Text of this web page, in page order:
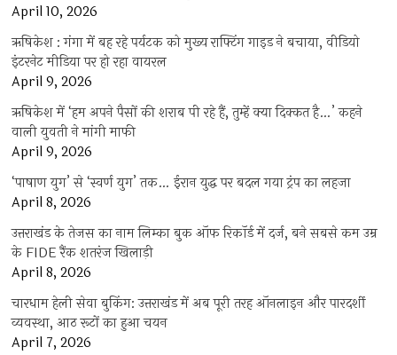
April 10, 2026
ऋषिकेश : गंगा में बह रहे पर्यटक को मुख्य राफ्टिंग गाइड ने बचाया, वीडियो
इंटरनेट मीडिया पर हो रहा वायरल
April 9, 2026
ऋषिकेश में ‘हम अपने पैसों की शराब पी रहे हैं, तुम्हें क्या दिक्कत है…’ कहने
वाली युवती ने मांगी माफी
April 9, 2026
‘पाषाण युग’ से ‘स्वर्ण युग’ तक… ईरान युद्ध पर बदल गया ट्रंप का लहजा
April 8, 2026
उत्तराखंड के तेजस का नाम लिम्का बुक ऑफ रिकॉर्ड में दर्ज, बने सबसे कम उम्र
के FIDE रैंक शतरंज खिलाड़ी
April 8, 2026
चारधाम हेली सेवा बुकिंग: उत्तराखंड में अब पूरी तरह ऑनलाइन और पारदर्शी
व्यवस्था, आठ रूटों का हुआ चयन
April 7, 2026